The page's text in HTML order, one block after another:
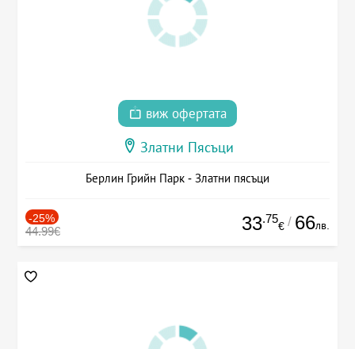
виж офертата
Златни Пясъци
Берлин Грийн Парк - Златни пясъци
-25%
44.99€ 33.75
€ / 66лв.